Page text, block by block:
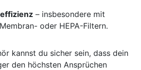
– insbesondere mit
oder HEPA-Filtern.
kannst du sicher sein, dass dein
den höchsten Ansprüchen